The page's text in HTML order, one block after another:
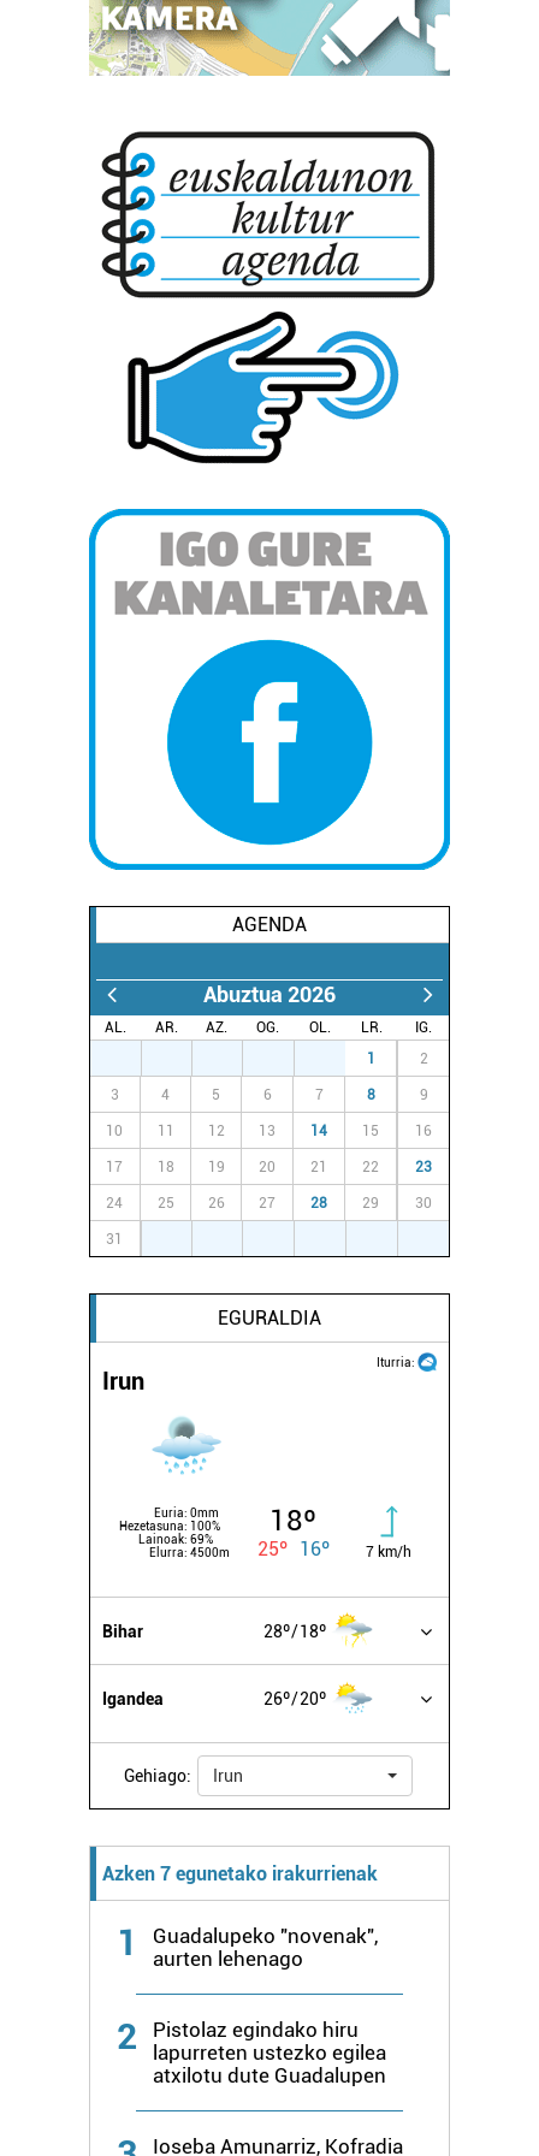
AGENDA
Abuztua 2026
AL. AR. AZ. OG. OL. LR.
IG.
1 2
3 4 5 6 7 8 9
10 11 12 13 14 15 16
17 18 19 20 21 22 23
24 25 26 27 28 29 30
31
EGURALDIA
Iturria:
Irun
Euria: 0mm
Hezetasuna: 100%
Lainoak: 69%
Elurra: 4500m
18º
25º 16º 7 km/h
Bihar 28º 18º
Igandea 26º 20º
Gehiago: Irun
Azken 7 egunetako irakurrienak
1
Guadalupeko "novenak",
aurten lehenago
2
Pistolaz egindako hiru
lapurreten ustezko egilea
atxilotu dute Guadalupen
Ioseba Amunarriz, Kofradia